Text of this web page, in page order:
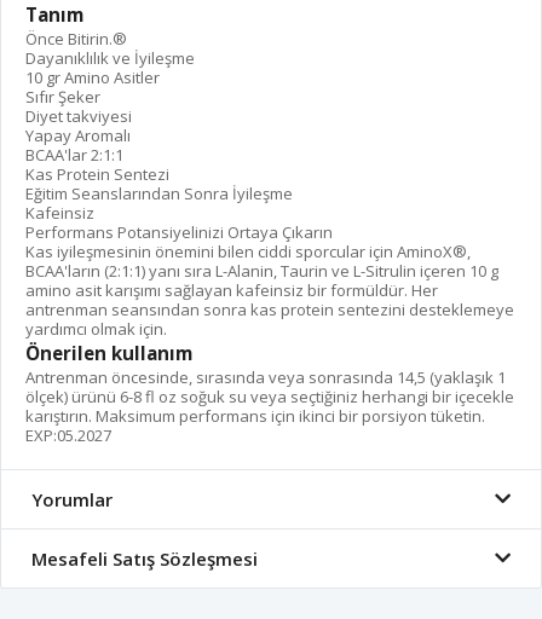
Tanım
Önce Bitirin.®
Dayanıklılık ve İyileşme
10 gr Amino Asitler
Sıfır Şeker
Diyet takviyesi
Yapay Aromalı
BCAA'lar 2:1:1
Kas Protein Sentezi
Eğitim Seanslarından Sonra İyileşme
Kafeinsiz
Performans Potansiyelinizi Ortaya Çıkarın
Kas iyileşmesinin önemini bilen ciddi sporcular için AminoX®,
BCAA'ların (2:1:1) yanı sıra L-Alanin, Taurin ve L-Sitrulin içeren 10 g
amino asit karışımı sağlayan kafeinsiz bir formüldür. Her
antrenman seansından sonra kas protein sentezini desteklemeye
yardımcı olmak için.
Önerilen kullanım
Antrenman öncesinde, sırasında veya sonrasında 14,5 (yaklaşık 1
ölçek) ürünü 6-8 fl oz soğuk su veya seçtiğiniz herhangi bir içecekle
karıştırın. Maksimum performans için ikinci bir porsiyon tüketin.
EXP:05.2027
Yorumlar
Mesafeli Satış Sözleşmesi